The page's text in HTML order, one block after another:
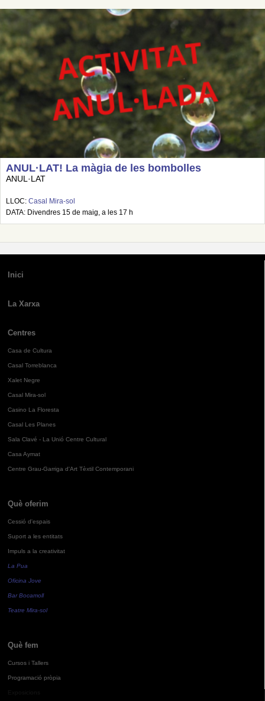
ANUL·LAT! La màgia de les bombolles
ANUL·LAT
LLOC: Casal Mira-sol
DATA: Divendres 15 de maig, a les 17 h
Inici
La Xarxa
Centres
Casa de Cultura
Casal Torreblanca
Xalet Negre
Casal Mira-sol
Casino La Floresta
Casal Les Planes
Sala Clavé - La Unió Centre Cultural
Casa Aymat
Centre Grau-Garriga d'Art Tèxtil Contemporani
Què oferim
Cessió d'espais
Suport a les entitats
Impuls a la creativitat
La Pua
Oficina Jove
Bar Bocamoll
Teatre Mira-sol
Què fem
Cursos i Tallers
Programació pròpia